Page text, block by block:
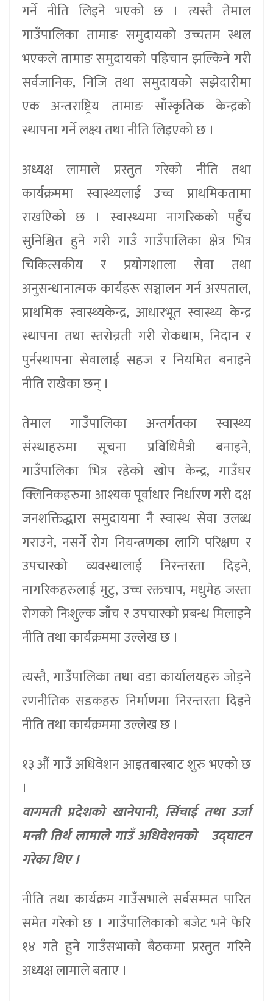
गर्ने नीति लिइने भएको छ । त्यस्तै तेमाल
गाउँपालिका तामाङ समुदायको उच्चतम स्थल
भएकले तामाङ समुदायको पहिचान झल्किने गरी
सर्वजानिक, निजि तथा समुदायको सझेदारीमा
एक अन्तराष्ट्रिय तामाङ साँस्कृतिक केन्द्रको
स्थापना गर्ने लक्ष्य तथा नीति लिइएको छ ।
अध्यक्ष लामाले प्रस्तुत गरेको नीति तथा
कार्यक्रममा स्वास्थ्यलाई उच्च प्राथमिकतामा
राखएिको छ । स्वास्थ्यमा नागरिकको पहुँच
सुनिश्चित हुने गरी गाउँ गाउँपालिका क्षेत्र भित्र
चिकित्सकीय र प्रयोगशाला सेवा तथा
अनुसन्धानात्मक कार्यहरू सञ्चालन गर्न अस्पताल,
प्राथमिक स्वास्थ्यकेन्द्र, आधारभूत स्वास्थ्य केन्द्र
स्थापना तथा स्तरोन्नती गरी रोकथाम, निदान र
पुर्नस्थापना सेवालाई सहज र नियमित बनाइने
नीति राखेका छन् ।
तेमाल गाउँपालिका अन्तर्गतका स्वास्थ्य
संस्थाहरुमा सूचना प्रविधिमैत्री बनाइने,
गाउँपालिका भित्र रहेको खोप केन्द्र, गाउँघर
क्लिनिकहरुमा आश्यक पूर्वाधार निर्धारण गरी दक्ष
जनशक्तिद्धारा समुदायमा नै स्वास्थ सेवा उलब्ध
गराउने, नसर्ने रोग नियन्त्रणका लागि परिक्षण र
उपचारको व्यवस्थालाई निरन्तरता दिइने,
नागरिकहरुलाई मुटु, उच्च रक्तचाप, मधुमेह जस्ता
रोगको निःशुल्क जाँच र उपचारको प्रबन्ध मिलाइने
नीति तथा कार्यक्रममा उल्लेख छ ।
त्यस्तै, गाउँपालिका तथा वडा कार्यालयहरु जोड्ने
रणनीतिक सडकहरु निर्माणमा निरन्तरता दिइने
नीति तथा कार्यक्रममा उल्लेख छ ।
१३ औं गाउँ अधिवेशन आइतबारबाट शुरु भएको छ
।
वागमती प्रदेशको खानेपानी, सिंचाई तथा उर्जा
मन्त्री तिर्थ लामाले गाउँ अधिवेशनको उद्घाटन
गरेका थिए ।
नीति तथा कार्यक्रम गाउँसभाले सर्वसम्मत पारित
समेत गरेको छ । गाउँपालिकाको बजेट भने फेरि
१४ गते हुने गाउँसभाको बैठकमा प्रस्तुत गरिने
अध्यक्ष लामाले बताए ।